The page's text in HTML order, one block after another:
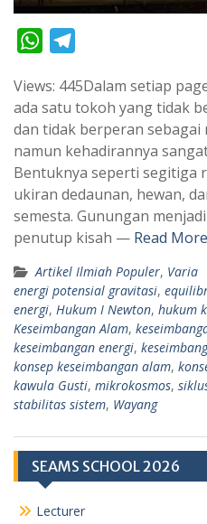
W
a
t
A
p
p
l
e
g
r
a
m
Views: 445Dalam setiap
ada satu tokoh yang tidak
dan tidak berperan
namun kehadirannya
Bentuknya seperti segitiga
ukiran dedaunan, hewan,
semesta. Gunungan
penutup kisah — Read
Artikel Ilmiah Populer, Varia
energi potensial gravitasi,
energi, Hukum I Newton, hukum
Keseimbangan Alam,
keseimbangan energi,
konsep keseimbangan alam,
kawula Gusti, mikrokosmos,
stabilitas sistem, Wayang
SEAMS SCHOOL 2026
Lecturer